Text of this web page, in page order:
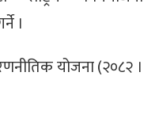
।
रणनीतिक योजना (२०८२ ।